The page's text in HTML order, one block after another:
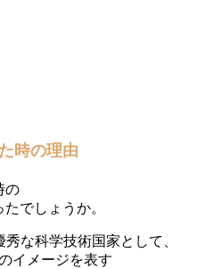
時の理由
の
でしょうか。
な科学技術国家として、
イメージを表す